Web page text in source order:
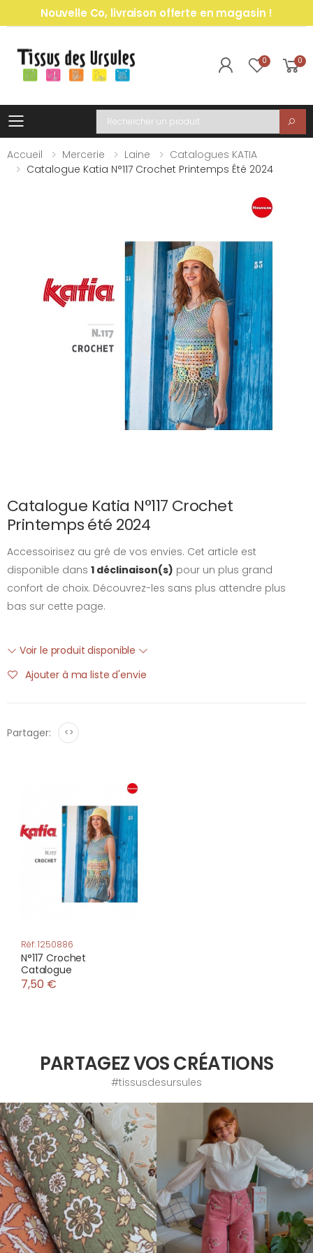
Nouvelle Co, livraison offerte en magasin !
0 0
Toggle mobile menu
Recherche
Accueil
Mercerie Laine
Catalogues KATIA
Catalogue Katia N°117 Crochet Printemps Été 2024
Catalogue Katia N°117 Crochet
Printemps été 2024
Accessoirisez au gré de vos envies. Cet article est
disponible dans 1 déclinaison(s) pour un plus grand
confort de choix. Découvrez-les sans plus attendre plus
bas sur cette page.
Voir le produit disponible
Ajouter à ma liste d'envie
Partager: <>
Réf: 1250886
N°117 Crochet
Catalogue
7,50 €
PARTAGEZ VOS CRÉATIONS
#tissusdesursules